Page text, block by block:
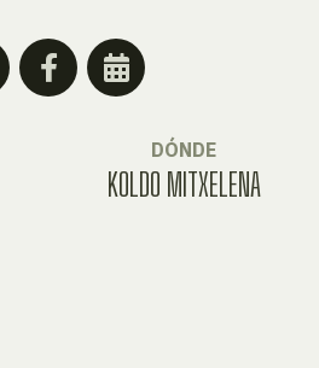
DÓNDE
KOLDO MITXELENA